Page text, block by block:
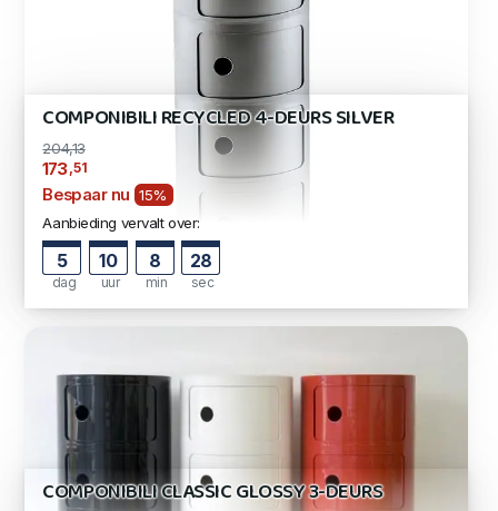
COMPONIBILI RECYCLED 4-DEURS SILVER
204,13
173 ,51
Bespaar nu 15%
Aanbieding vervalt over:
5
dag
10
uur
8
min
27
sec
COMPONIBILI CLASSIC GLOSSY 3-DEURS